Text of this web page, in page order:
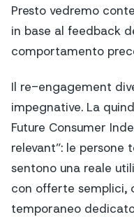
Presto vedremo
in base al feedback
comportamento
Il re-engagement
impegnative. La
Future Consumer
relevant”: le persone
sentono una reale
con offerte semplici,
temporaneo